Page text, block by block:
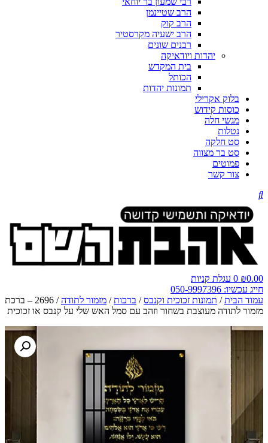
הרב שטיינמן
הרב קוק
הרב ישעיה מקרסטיר
רבנים שונים
יהדות ויודאיקה
בית המקדש
הכותל
תמונות יהדות
בלוק אקרילי
כוסות קידוש
מגשי חלה
נטלות
סט חלקה
סט בר מצווה
פמוטים
צור קשר
₪0.00
0 עגלת קניות
חייג עכשיו: 050-9997396
עמוד הבית/ תמונות זכוכית וקנבס/ ברכות/ מזמור לתודה
/ 2696 – ברכת
מזמור לתודה מעוצבת בשחור וזהב עם סמל האש שלי על קנבס או זכוכית